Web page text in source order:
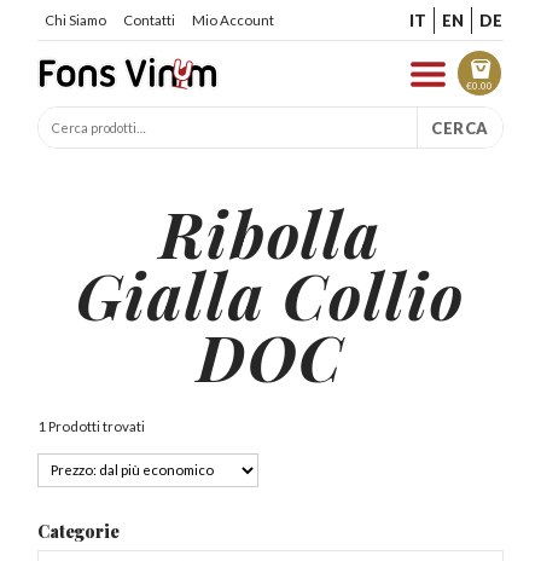
Chi Siamo Contatti Mio Account IT EN DE
€0.00
CERCA
Ribolla
Gialla Collio
DOC
1 Prodotti trovati
Categorie